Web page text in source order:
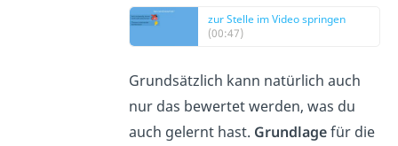
zur Stelle im Video springen
(00:47)
Grundsätzlich kann natürlich auch
nur das bewertet werden, was du
auch gelernt hast. Grundlagefür die